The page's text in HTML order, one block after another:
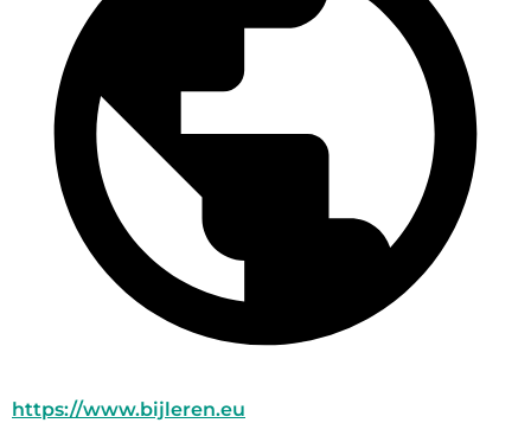
https://www.bijleren.eu